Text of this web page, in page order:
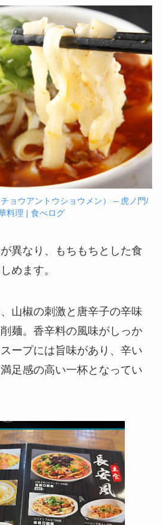
ョウアントウショウメン） – 虎ノ門/
料理 | 食べログ
異なり、もちもちとした食
めます。
山椒の刺激と唐辛子の辛味
麺。香辛料の風味がしっか
ープには旨味があり、辛い
足感の高い一杯となってい